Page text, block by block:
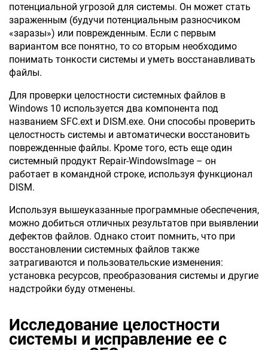
потенциальной угрозой для системы. Он может стать
зараженным (будучи потенциальным разносчиком
«заразы») или поврежденным. Если с первым
вариантом все понятно, то со вторым необходимо
понимать тонкости системы и уметь восстанавливать
файлы.
Для проверки целостности системных файлов в
Windows 10 используется два компонента под
названием SFC.ext и DISM.exe. Они способы проверить
целостность системы и автоматически восстановить
поврежденные файлы. Кроме того, есть еще один
системный продукт Repair-WindowsImage – он
работает в командной строке, используя функционал
DISM.
Используя вышеуказанные программные обеспечения,
можно добиться отличных результатов при выявлении
дефектов файлов. Однако стоит помнить, что при
восстановлении системных файлов также
затрагиваются и пользовательские изменения:
установка ресурсов, преобразования системы и другие
надстройки буду отменены.
Исследование целостности
системы и исправление ее с